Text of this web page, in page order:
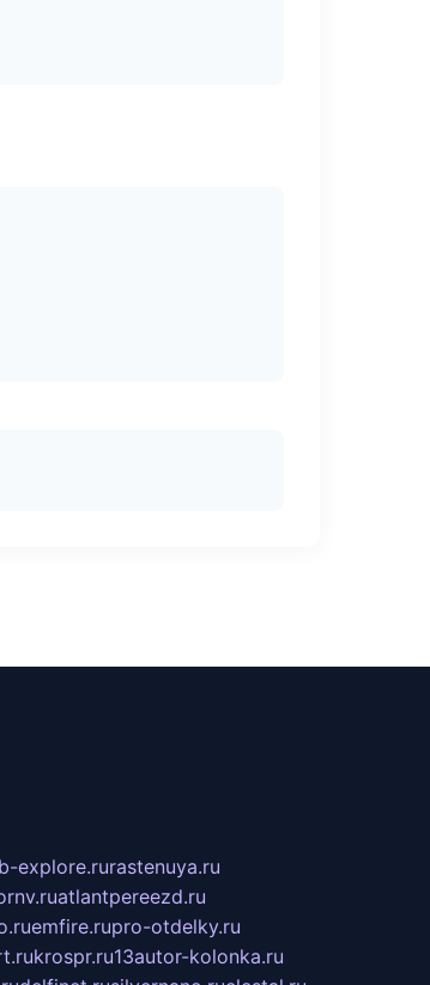
explore.rurastenuya.ru
atlantpereezd.ru
emfire.rupro-otdelky.ru
krospr.ru13autor-kolonka.ru